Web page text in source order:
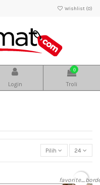
Wishlist (0)
Login
0
Troli
Pilih 24